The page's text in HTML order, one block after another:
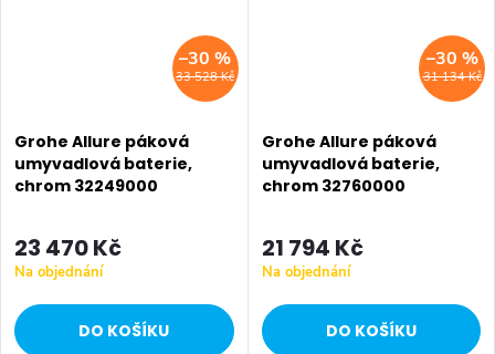
33 528 Kč
–30 %
Grohe Allure páková
umyvadlová baterie,
chrom 32249000
23 470 Kč
Na objednání
DO KOŠÍKU
31 134 Kč
–30 %
Grohe Allure páková
umyvadlová baterie,
chrom 32760000
21 794 Kč
Na objednání
DO KOŠÍKU